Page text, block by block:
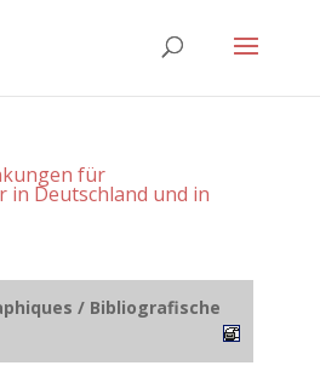
für
in Deutschland und in
/ Bibliografische